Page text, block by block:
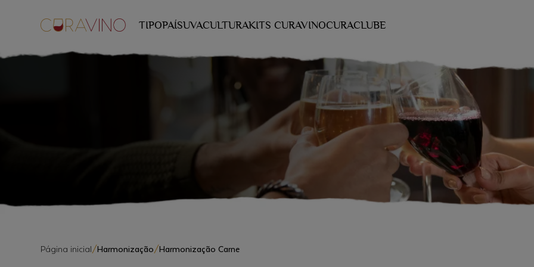
TIPOPAÍSUVACULTURAKITS CURAVINOCURACLUBE
Página inicial/Harmonização/Harmonização Carne